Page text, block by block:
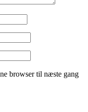
browser til næste gang